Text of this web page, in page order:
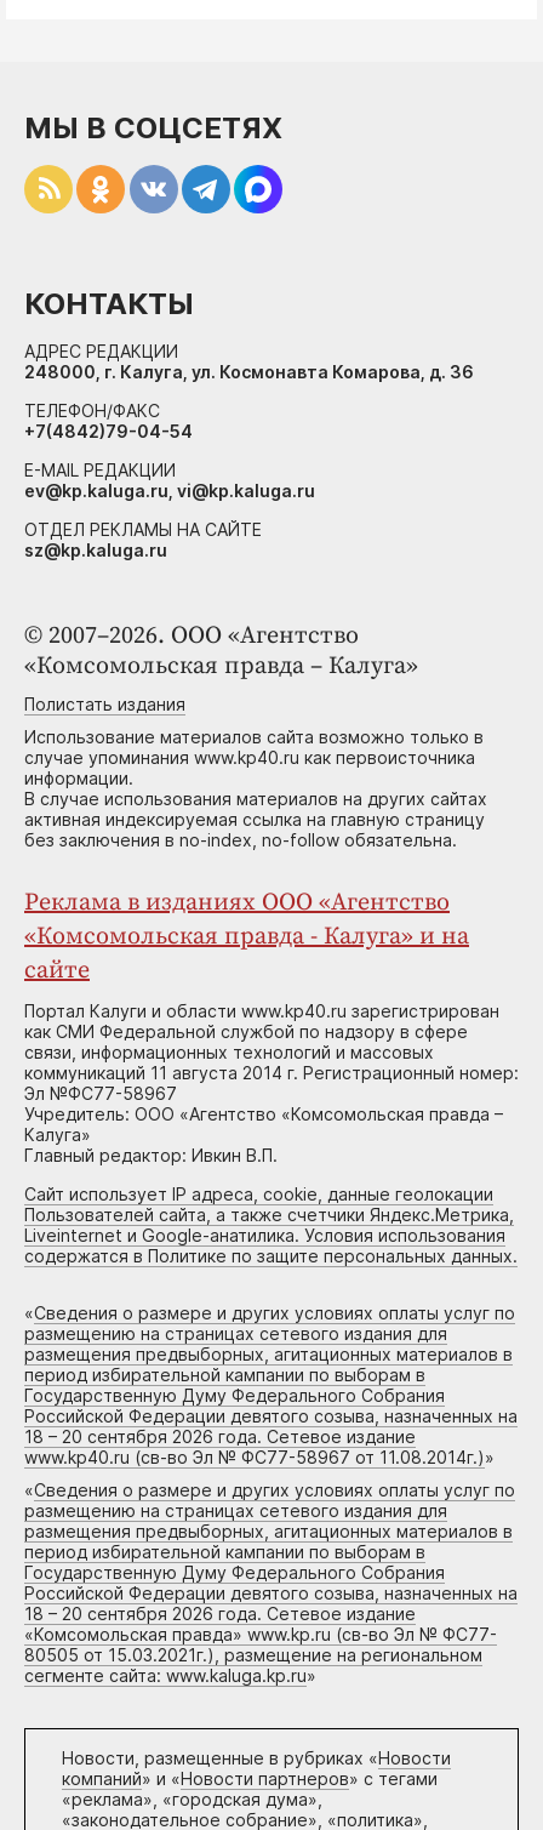
© 2007–2026. ООО «Агентство
«Комсомольская правда – Калуга»
Полистать издания
Использование материалов сайта возможно только в
случае упоминания www.kp40.ru как первоисточника
информации.
В случае использования материалов на других сайтах
активная индексируемая ссылка на главную страницу
без заключения в no-index, no-follow обязательна.
Реклама в изданиях ООО «Агентство
«Комсомольская правда - Калуга» и на
сайте
Портал Калуги и области www.kp40.ru зарегистрирован
как СМИ Федеральной службой по надзору в сфере
связи, информационных технологий и массовых
коммуникаций 11 августа 2014 г. Регистрационный номер:
Эл №ФС77-58967
Учредитель: ООО «Агентство «Комсомольская правда –
Калуга»
Главный редактор: Ивкин В.П.
Сайт использует IP адреса, cookie, данные геолокации
Пользователей сайта, а также счетчики Яндекс.Метрика,
Liveinternet и Google-анатилика. Условия использования
содержатся в Политике по защите персональных данных.
«Сведения о размере и других условиях оплаты услуг по
размещению на страницах сетевого издания для
размещения предвыборных, агитационных материалов в
период избирательной кампании по выборам в
Государственную Думу Федерального Собрания
Российской Федерации девятого созыва, назначенных на
18 – 20 сентября 2026 года. Сетевое издание
www.kp40.ru (св-во Эл № ФС77-58967 от 11.08.2014г.)»
«Сведения о размере и других условиях оплаты услуг по
размещению на страницах сетевого издания для
размещения предвыборных, агитационных материалов в
период избирательной кампании по выборам в
Государственную Думу Федерального Собрания
Российской Федерации девятого созыва, назначенных на
18 – 20 сентября 2026 года. Сетевое издание
«Комсомольская правда» www.kp.ru (св-во Эл № ФС77-
80505 от 15.03.2021г.), размещение на региональном
сегменте сайта: www.kaluga.kp.ru»
Новости, размещенные в рубриках «Новости
компаний» и «Новости партнеров» с тегами
«реклама», «городская дума»,
«законодательное собрание», «политика»,
МЫ В СОЦСЕТЯХ
КОНТАКТЫ
АДРЕС РЕДАКЦИИ
248000, г. Калуга, ул. Космонавта Комарова, д. 36
ТЕЛЕФОН/ФАКС
+7(4842)79-04-54
E-MAIL РЕДАКЦИИ
ev@kp.kaluga.ru, vi@kp.kaluga.ru
ОТДЕЛ РЕКЛАМЫ НА САЙТЕ
sz@kp.kaluga.ru